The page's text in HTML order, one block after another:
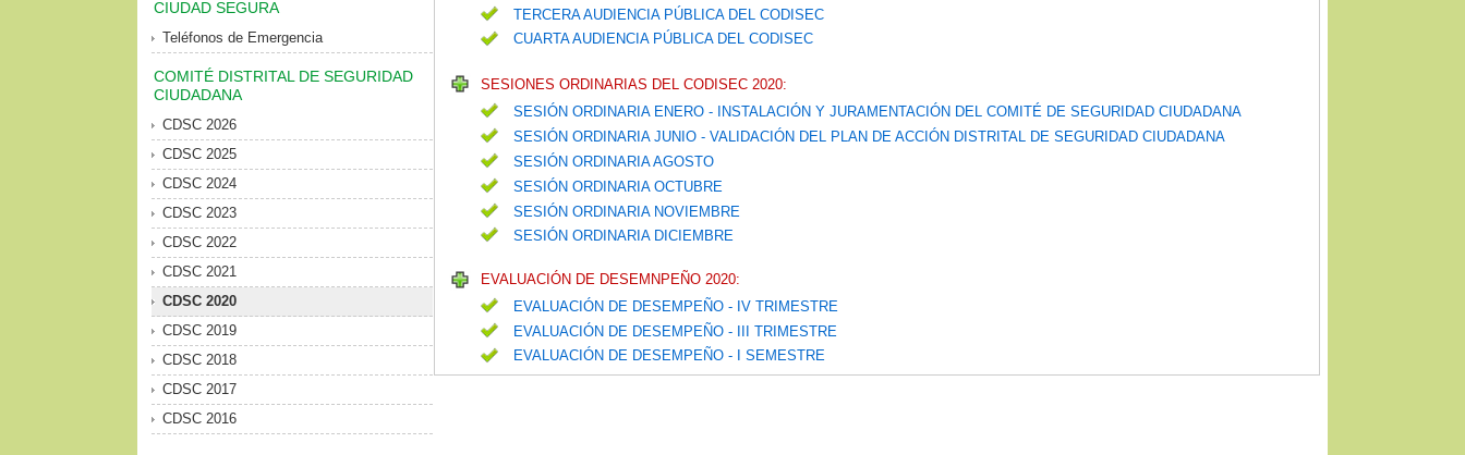
CIUDAD SEGURA
Teléfonos de Emergencia
COMITÉ DISTRITAL DE SEGURIDAD
CIUDADANA
CDSC 2026
CDSC 2025
CDSC 2024
CDSC 2023
CDSC 2022
CDSC 2021
CDSC 2020
CDSC 2019
CDSC 2018
CDSC 2017
CDSC 2016
TERCERA AUDIENCIA PÚBLICA DEL CODISEC
CUARTA AUDIENCIA PÚBLICA DEL CODISEC
SESIONES ORDINARIAS DEL CODISEC 2020:
SESIÓN ORDINARIA ENERO - INSTALACIÓN Y JURAMENTACIÓN DEL COMITÉ DE SEGURIDAD CIUDADANA
SESIÓN ORDINARIA JUNIO - VALIDACIÓN DEL PLAN DE ACCIÓN DISTRITAL DE SEGURIDAD CIUDADANA
SESIÓN ORDINARIA AGOSTO
SESIÓN ORDINARIA OCTUBRE
SESIÓN ORDINARIA NOVIEMBRE
SESIÓN ORDINARIA DICIEMBRE
EVALUACIÓN DE DESEMNPEÑO 2020:
EVALUACIÓN DE DESEMPEÑO - IV TRIMESTRE
EVALUACIÓN DE DESEMPEÑO - III TRIMESTRE
EVALUACIÓN DE DESEMPEÑO - I SEMESTRE